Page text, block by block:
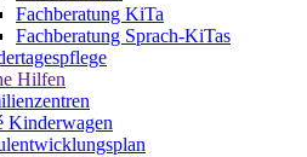
Fachberatung KiTa
Fachberatung Sprach-KiTas
Hilfen
Kinderwagen